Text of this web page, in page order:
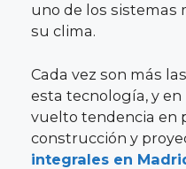
uno de los sistemas
su clima.
Cada vez son más
esta tecnología, y
vuelto tendencia en
construcción y
integrales en